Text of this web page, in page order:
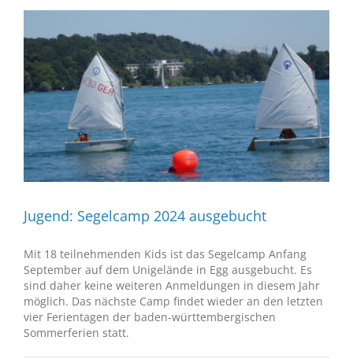
Jugend: Segelcamp 2024 ausgebucht
Mit 18 teilnehmenden Kids ist das Segelcamp Anfang
September auf dem Unigelände in Egg ausgebucht. Es
sind daher keine weiteren Anmeldungen in diesem Jahr
möglich. Das nächste Camp findet wieder an den letzten
vier Ferientagen der baden-württembergischen
Sommerferien statt.